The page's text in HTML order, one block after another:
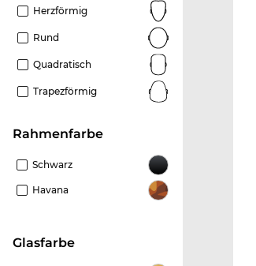
Herzförmig
Rund
Quadratisch
Trapezförmig
Rahmenfarbe
Schwarz
Havana
Glasfarbe